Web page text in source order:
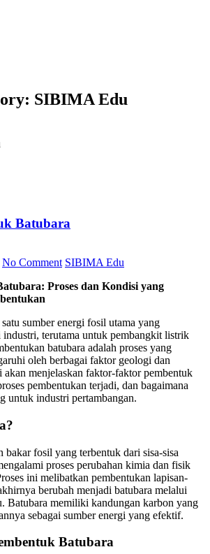
SIBIMA Edu
Batubara
No Comment SIBIMA Edu
Proses dan Kondisi yang
sumber energi fosil utama yang
industri, terutama untuk pembangkit listrik
batubara adalah proses yang
oleh berbagai faktor geologi dan
menjelaskan faktor-faktor pembentuk
pembentukan terjadi, dan bagaimana
untuk industri pertambangan.
bakar fosil yang terbentuk dari sisa-sisa
proses perubahan kimia dan fisik
ini melibatkan pembentukan lapisan-
berubah menjadi batubara melalui
Batubara memiliki kandungan karbon yang
sebagai sumber energi yang efektif.
Batubara